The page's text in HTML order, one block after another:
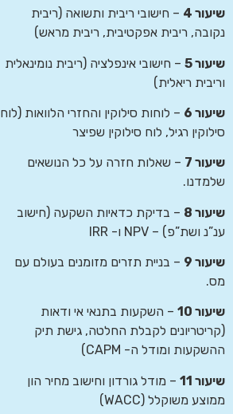
שיעור 4
– חישובי ריבית ותשואה (ריבית
נקובה, ריבית אפקטיבית, ריבית מראש)
שיעור 5
– חישובי אינפלציה (ריבית נומינאלית
וריבית ריאלית)
שיעור 6
– לוחות סילוקין והחזרי הלוואות (לוח
סילוקין רגיל, לוח סילוקין שפיצר
שיעור 7
– שאלות חזרה על כל הנושאים
שלמדנו.
שיעור 8
– בדיקת כדאיות השקעה (חישוב
ענ”נ ושת”פ) – NPV ו- IRR
שיעור 9
– בניית תזרים מזומנים בעולם עם
מס.
שיעור 10
– השקעות בתנאי אי ודאות
(קריטריונים לקבלת החלטה, גישת תיק
ההשקעות ומודל ה- CAPM)
שיעור 11
– מודל גורדון וחישוב מחיר הון
ממוצע משוקלל (WACC)